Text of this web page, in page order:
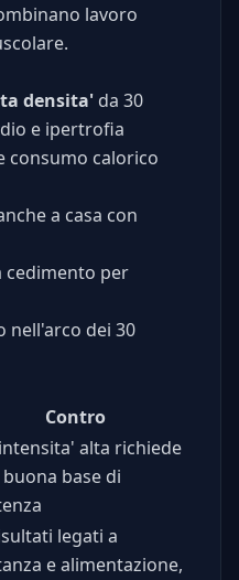
lavoro
densita' da 30
e ipertrofia
consumo calorico
a casa con
cedimento per
nell'arco dei 30
Contro
alta richiede
base di
legati a
e alimentazione,